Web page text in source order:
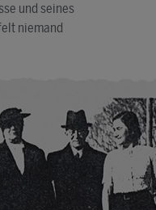
und seines
niemand